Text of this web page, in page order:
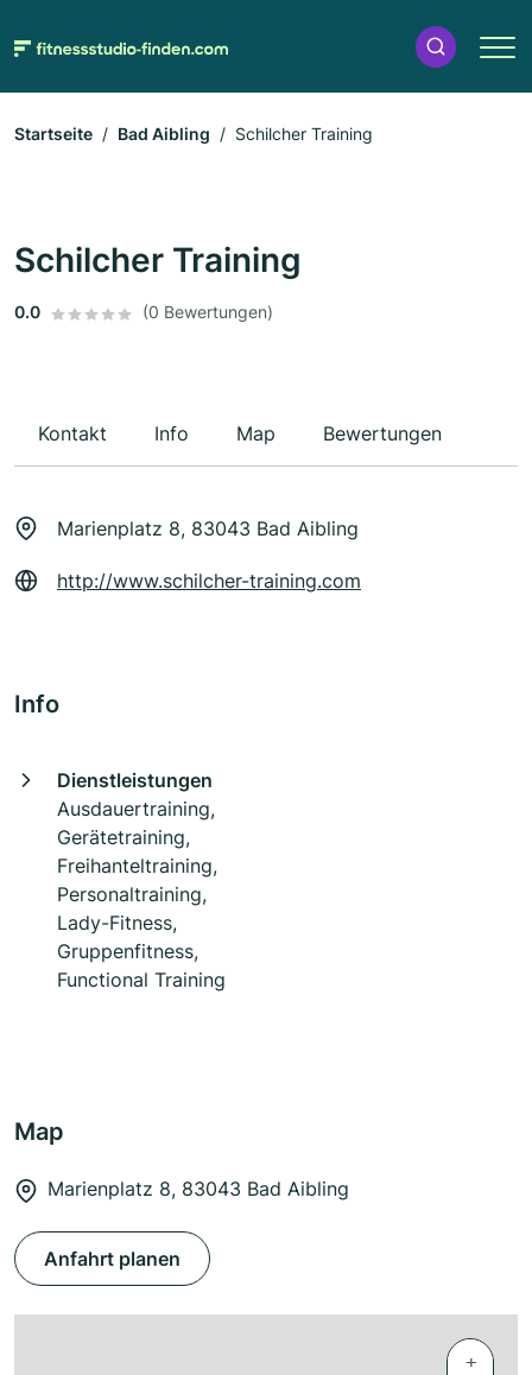
Startseite Bad Aibling Schilcher Training
Schilcher Training
0.0 (0 Bewertungen)
Kontakt Info Map Bewertungen
Marienplatz 8, 83043 Bad Aibling
http://www.schilcher-training.com
Info
Dienstleistungen
Ausdauertraining,
Gerätetraining,
Freihanteltraining,
Personaltraining,
Lady-Fitness,
Gruppenfitness,
Functional Training
Map
Marienplatz 8, 83043 Bad Aibling
Anfahrt planen
+